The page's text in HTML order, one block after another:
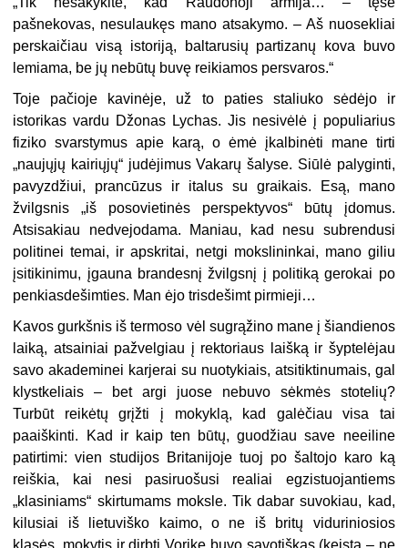
pašnekovas, nesulaukęs mano atsakymo. – Aš nuosekliai
perskaičiau visą istoriją, baltarusių partizanų kova buvo
lemiama, be jų nebūtų buvę reikiamos persvaros.“
Toje pačioje kavinėje, už to paties staliuko sėdėjo ir
istorikas vardu Džonas Lychas. Jis nesivėlė į populiarius
fiziko svarstymus apie karą, o ėmė įkalbinėti mane tirti
„naujųjų kairiųjų“ judėjimus Vakarų šalyse. Siūlė palyginti,
pavyzdžiui, prancūzus ir italus su graikais. Esą, mano
žvilgsnis „iš posovietinės perspektyvos“ būtų įdomus.
Atsisakiau nedvejodama. Maniau, kad nesu subrendusi
politinei temai, ir apskritai, netgi mokslininkai, mano giliu
įsitikinimu, įgauna brandesnį žvilgsnį į politiką gerokai po
penkiasdešimties. Man ėjo trisdešimt pirmieji…
Kavos gurkšnis iš termoso vėl sugrąžino mane į šiandienos
laiką, atsainiai pažvelgiau į rektoriaus laišką ir šyptelėjau
savo akademinei karjerai su nuotykiais, atsitiktinumais, gal
klystkeliais – bet argi juose nebuvo sėkmės stotelių?
Turbūt reikėtų grįžti į mokyklą, kad galėčiau visa tai
paaiškinti. Kad ir kaip ten būtų, guodžiau save neeiline
patirtimi: vien studijos Britanijoje tuoj po šaltojo karo ką
reiškia, kai nesi pasiruošusi realiai egzistuojantiems
„klasiniams“ skirtumams moksle. Tik dabar suvokiau, kad,
kilusiai iš lietuviško kaimo, o ne iš britų viduriniosios
klasės, mokytis ir dirbti Vorike buvo savotiškas (keista – ne